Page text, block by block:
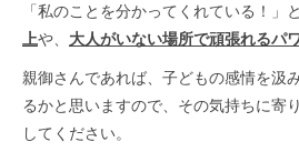
「私のことを分かってくれている！」
上や、 大人がいない場所で頑張れるパ
親御さんであれば、子どもの感情を汲
るかと思いますので、その気持ちに寄
してください。